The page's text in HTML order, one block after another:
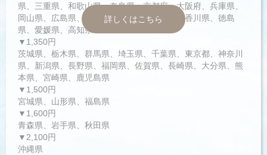
県、三重県、和歌山県、奈良県、京都府、大阪府、兵庫県、
岡山県、広島県、鳥取県、島根県、山口県、香川県、徳島
県、愛媛県、高知県
▼1,350円
茨城県、栃木県、群馬県、埼玉県、千葉県、東京都、神奈川
県、新潟県、長野県、福岡県、佐賀県、長崎県、大分県、熊
本県、宮崎県、鹿児島県
▼1,500円
宮城県、山形県、福島県
▼1,600円
青森県、岩手県、秋田県
▼2,100円
沖縄県
詳しくはこちら